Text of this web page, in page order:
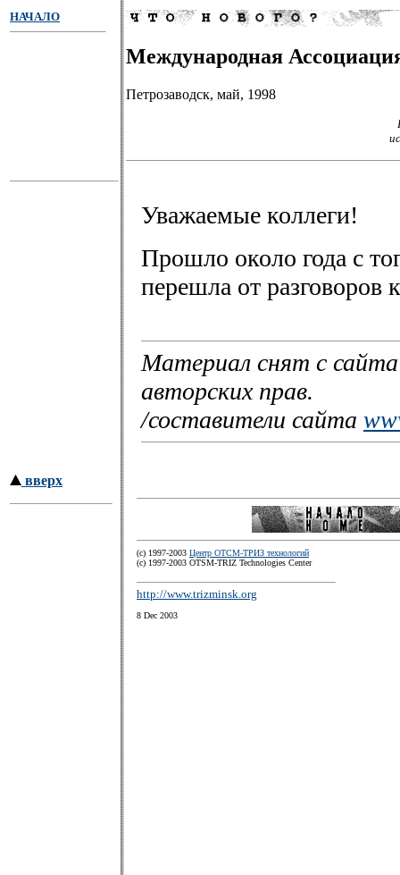
НАЧАЛО
Международная
Петрозаводск, май, 1998
Уважаемые коллеги!
Прошло около года с
перешла от разговоров
Материал снят с
авторских прав.
/составители сайта
вверх
(c) 1997-2003 Центр ОТСМ-ТРИЗ технологий
(с) 1997-2003 OTSM-TRIZ Technologies Center
http://www.trizminsk.org
8 Dec 2003